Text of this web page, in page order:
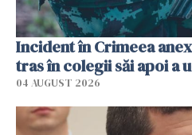
Incident în Crimeea
tras în colegii săi apoi a
04 AUGUST 2026